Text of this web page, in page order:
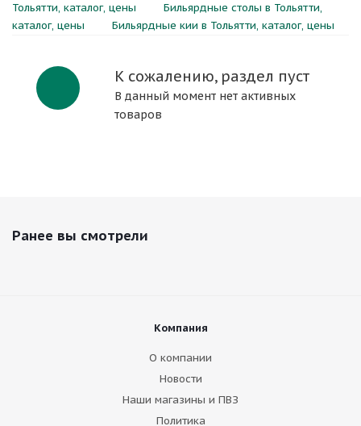
Тольятти, каталог, цены
Бильярдные столы в Тольятти,
каталог, цены
Бильярдные кии в Тольятти, каталог, цены
К сожалению, раздел пуст
В данный момент нет активных
товаров
Ранее вы смотрели
Компания
О компании
Новости
Наши магазины и ПВЗ
Политика